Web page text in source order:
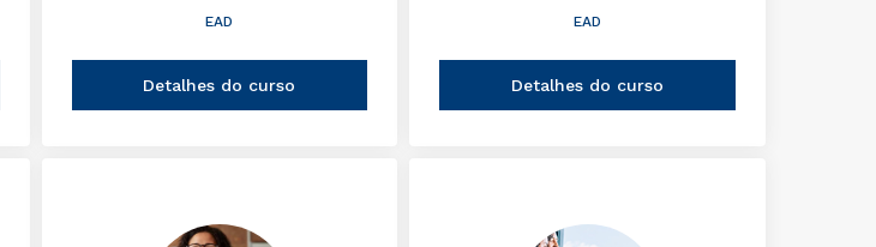
EAD
Detalhes do curso
EAD
Detalhes do curso